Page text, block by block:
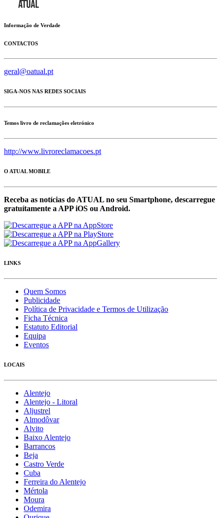
Informação de Verdade
CONTACTOS
geral@oatual.pt
SIGA-NOS NAS REDES SOCIAIS
Temos livro de reclamações eletrónico
http://www.livroreclamacoes.pt
O ATUAL MOBILE
Receba as notícias do ATUAL no seu Smartphone, descarregue
gratuítamente a APP iOS ou Android.
LINKS
Quem Somos
Publicidade
Política de Privacidade e Termos de Utilização
Ficha Técnica
Estatuto Editorial
Equipa
Eventos
LOCAIS
Alentejo
Alentejo - Litoral
Aljustrel
Almodôvar
Alvito
Baixo Alentejo
Barrancos
Beja
Castro Verde
Cuba
Ferreira do Alentejo
Mértola
Moura
Odemira